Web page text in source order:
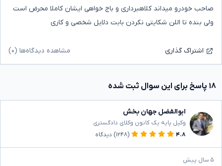
صاحب خودرو میداند کلاهبرداری و باج خواهی ایشان کاملا محرض است
ولی بنده تا اللن شکایتی نکردن بابت دلایل شخصی و کاری
اشتراک گذاری مشاهده دیدگاه‌ها (۰)
۱۸ پاسخ برای این سوال ثبت شده
ابوالفضل جهان بخش
وکیل پایه یک کانون وکلای دادگستری
۴.۸
(۱۲۴۸) دیدگاه
۵ سال پیش